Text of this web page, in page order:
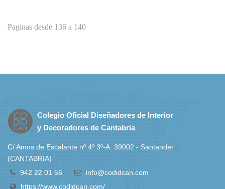
Paginas desde 136 a 140
Colegio Oficial Diseñadores de Interior
y Decoradores de Cantabria
C/ Amos de Escalante nº 4º 3º-A. 39002 - Santander
(CANTABRIA)
942 22 01 56
info@codidcan.com
https://www.codidcan.com/